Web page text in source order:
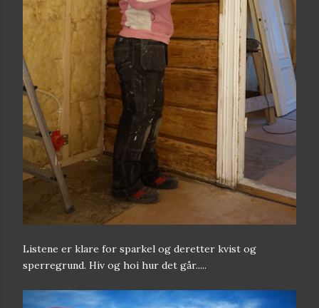
Listene er klare for sparkel og deretter kvist og
sperregrund. Hiv og hoi hur det går.....